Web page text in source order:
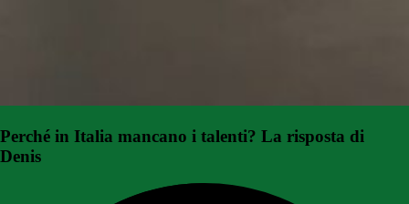
Perché in Italia mancano i talenti? La risposta di
Denis